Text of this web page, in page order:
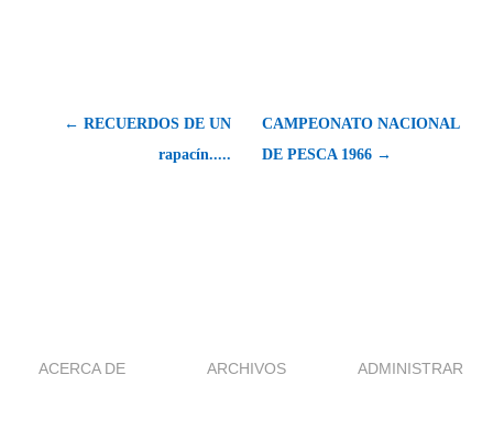
← RECUERDOS DE UN
rapacín.....
CAMPEONATO NACIONAL
DE PESCA 1966 →
ACERCA DE ARCHIVOS ADMINISTRAR